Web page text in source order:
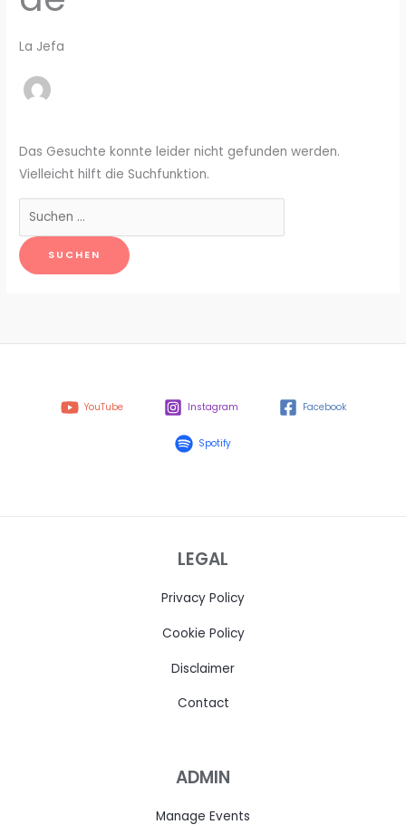
La Jefa
Das Gesuchte konnte leider nicht gefunden werden.
Vielleicht hilft die Suchfunktion.
Suchen
nach:
YouTube Instagram Facebook
Spotify
LEGAL
Privacy Policy
Cookie Policy
Disclaimer
Contact
ADMIN
Manage Events